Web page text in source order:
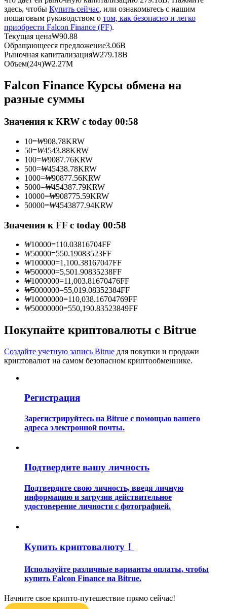
Станьте копи-трейдером
за копи-трейдинг
Информация
и т. д.
Торговые стратегии
Узнайте, как оставаться прибыльным
здесь, чтобы Купить сейчас, или ознакомьтесь с нашим
пошаговым руководством о том, как безопасно и легко
приобрести Falcon Finance (FF).
Текущая цена₩90.88
Обращающееся предложение3.06B
Рыночная капитализация₩279.18B
Объем(24ч)₩2.27M
Falcon Finance Курсы обмена на
разные суммы
Значения к KRW с today 00:58
10=₩908.78KRW
50=₩4543.88KRW
100=₩9087.76KRW
500=₩45438.78KRW
1000=₩90877.56KRW
5000=₩454387.79KRW
10000=₩908775.59KRW
50000=₩4543877.94KRW
Значения к FF с today 00:58
₩10000=110.03816704FF
₩50000=550.19083523FF
₩100000=1,100.38167047FF
₩500000=5,501.90835238FF
₩1000000=11,003.81670476FF
₩5000000=55,019.08352384FF
₩10000000=110,038.16704769FF
₩50000000=550,190.83523849FF
Покупайте криптовалюты с Bitrue
Создайте учетную запись Bitrue для покупки и продажи
криптовалют на самом безопасном криптообменнике.
Регистрация
Зарегистрируйтесь на Bitrue с помощью вашего
адреса электронной почты.
Подтвердите вашу личность
Подтвердите свою личность, введя личную
информацию и загрузив действительное
удостоверение личности с фотографией.
Купить криптовалюту！
Используйте различные варианты оплаты, чтобы
купить Falcon Finance на Bitrue.
Начните свое крипто-путешествие прямо сейчас!